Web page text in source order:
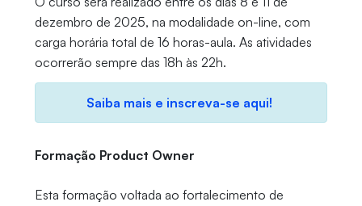
dezembro de 2025, na modalidade on-line, com
carga horária total de 16 horas-aula. As atividades
ocorrerão sempre das 18h às 22h.
Saiba mais e inscreva-se aqui!
Formação Product Owner
Esta formação voltada ao fortalecimento de